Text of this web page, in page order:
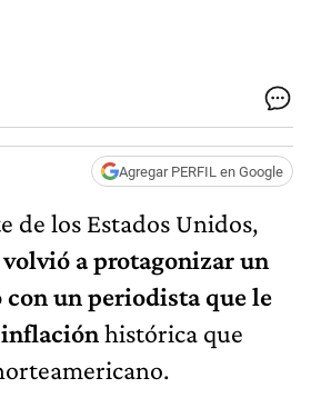
Agregar PERFIL en Google
de los Estados Unidos,
volvió a protagonizar un
un periodista que le
histórica que